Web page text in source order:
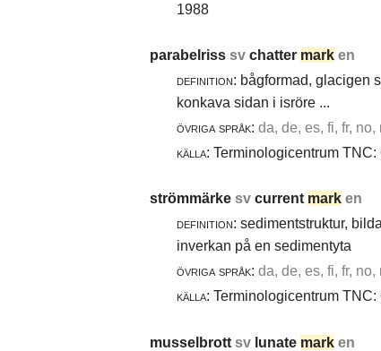
1988
parabelriss sv chatter mark en
definition: bågformad, glacigen
konkava sidan i isröre ...
övriga språk: da, de, es, fi, fr, no,
källa: Terminologicentrum
strömmärke sv current mark en
definition: sedimentstruktur,
inverkan på en sedimentyta
övriga språk: da, de, es, fi, fr, no,
källa: Terminologicentrum
musselbrott sv lunate mark en